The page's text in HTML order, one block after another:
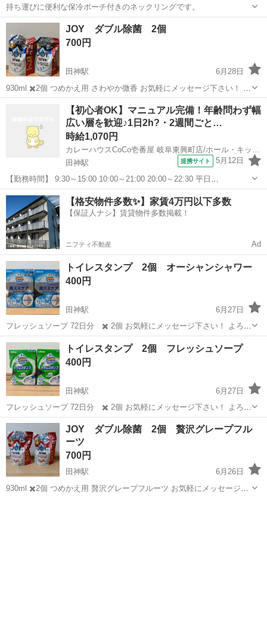
持ち運びに便利な保冷ポーチ付きのネックリングです。
岐阜 岐阜市 田神駅 その他
JOY ダブル除菌 2個
700円
田神駅
6月28日
930ml ✖️2個 つめかえ用 さわやか微香 お気軽にメッセージ下さい！ よ
ろしくお願いします。田神駅 掃除用具 ダブル
【初心者OK】マニュアル完備！年齢問わず幅
広い層を歓迎♪1日2h?・2週間ごと…
時給1,070円
田神駅
提携サイト 5月12日
【勤務時間】 9:30～15:00 10:00～21:00 20:00～22:30 平日
（9:30~15：00）土日（10：00~21：00）で勤務出来る方積極採用中
【休憩時間】 法定通り 【最低勤務時間】 １日3時間...
岐阜 岐阜市 田神駅 その他
【格安物件多数✨】家賃4万円以下多数
【保証人ナシ】賃貸物件多数掲載！
ニフティ不動産 Ad
トイレスタンプ 2個 オーシャンシャワー
400円
田神駅
6月27日
フレッシュソープ 72日分 ✖️ 2個 お気軽にメッセージ下さい！ よろし
くお願いします。
岐阜 岐阜市 田神駅 家庭用品
トイレスタンプ 2個 フレッシュソープ
400円
田神駅
6月27日
フレッシュソープ 72日分 ✖️ 2個 お気軽にメッセージ下さい！ よろし
くお願いします。
岐阜 岐阜市 田神駅 家庭用品
JOY ダブル除菌 2個 贅沢グレープフル
ーツ
700円
田神駅
6月26日
930ml ✖️2個 つめかえ用 贅沢グレープフルーツ お気軽にメッセージ下